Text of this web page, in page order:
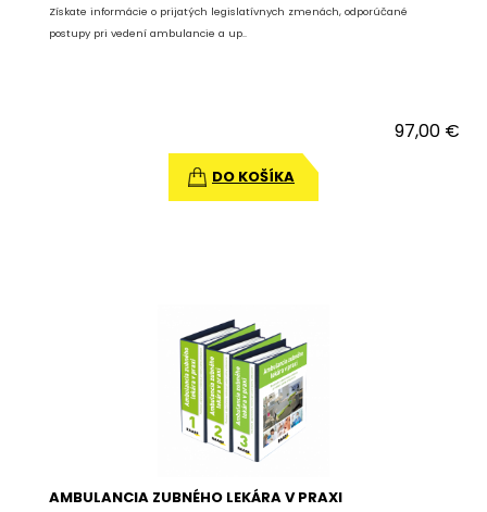
Získate informácie o prijatých legislatívnych zmenách, odporúčané
postupy pri vedení ambulancie a up..
97,00 €
DO KOŠÍKA
AMBULANCIA ZUBNÉHO LEKÁRA V PRAXI